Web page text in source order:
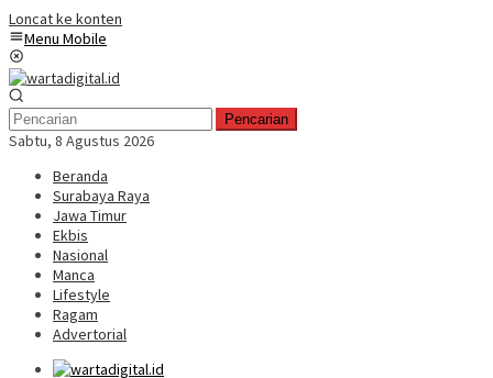
Loncat ke konten
Menu Mobile
Pencarian
Sabtu, 8 Agustus 2026
Beranda
Surabaya Raya
Jawa Timur
Ekbis
Nasional
Manca
Lifestyle
Ragam
Advertorial